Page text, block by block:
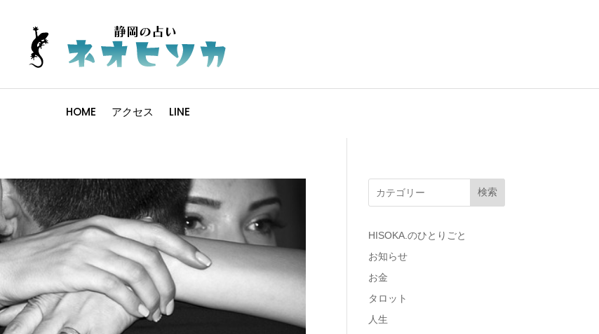
HOME アクセス LINE
検索
HISOKA.のひとりごと
お知らせ
お金
タロット
人生